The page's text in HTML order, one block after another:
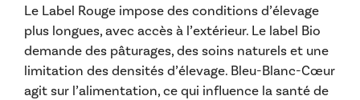
Le Label Rouge impose des conditions d’élevage
plus longues, avec accès à l’extérieur. Le label Bio
demande des pâturages, des soins naturels et une
limitation des densités d’élevage. Bleu-Blanc-Cœur
agit sur l’alimentation, ce qui influence la santé de